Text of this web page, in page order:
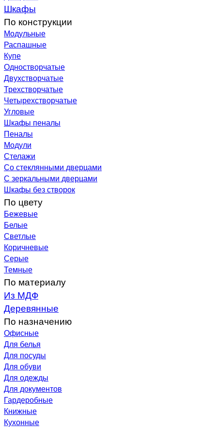
Шкафы
По конструкции
Модульные
Распашные
Купе
Одностворчатые
Двухстворчатые
Трехстворчатые
Четырехстворчатые
Угловые
Шкафы пеналы
Пеналы
Модули
Стелажи
Со стеклянными дверцами
С зеркальными дверцами
Шкафы без створок
По цвету
Бежевые
Белые
Светлые
Коричневые
Серые
Темные
По материалу
Из МДФ
Деревянные
По назначению
Офисные
Для белья
Для посуды
Для обуви
Для одежды
Для документов
Гардеробные
Книжные
Кухонные